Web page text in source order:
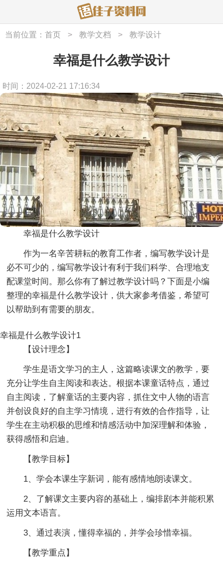
当前位置： 首页 > 教学文档 > 教学设计
幸福是什么教学设计
时间：2024-02-21 17:16:34
幸福是什么教学设计
作为一名辛苦耕耘的教育工作者，编写教学设计是
必不可少的，编写教学设计有利于我们科学、合理地支
配课堂时间。那么你有了解过教学设计吗？下面是小编
整理的幸福是什么教学设计，供大家参考借鉴，希望可
以帮助到有需要的朋友。
幸福是什么教学设计1
【设计理念】
学生是语文学习的主人，这篇略读课文的教学，要
充分让学生自主阅读和表达。根据本课童话特点，通过
自主阅读，了解童话的主要内容，抓住文中人物的语言
并创设良好的自主学习情境，进行有效的合作指导，让
学生在主动积极的思维和情感活动中加深理解和体验，
获得感悟和启迪。
【教学目标】
1、学会本课生字新词，能有感情地朗读课文。
2、了解课文主要内容的基础上，编排剧本并能积累
运用文本语言。
3、通过表演，懂得幸福的，并学会珍惜幸福。
【教学重点】